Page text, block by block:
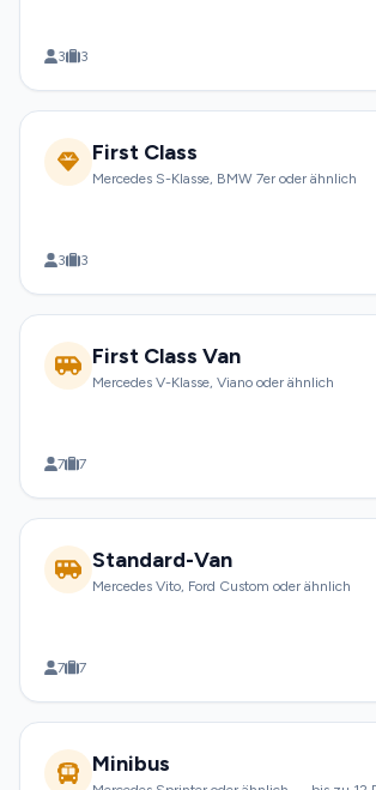
3 3
First Class
Mercedes S-Klasse, BMW 7er oder ähnlich
3 3
First Class Van
Mercedes V-Klasse, Viano oder ähnlich
7 7
Standard-Van
Mercedes Vito, Ford Custom oder ähnlich
7 7
Minibus